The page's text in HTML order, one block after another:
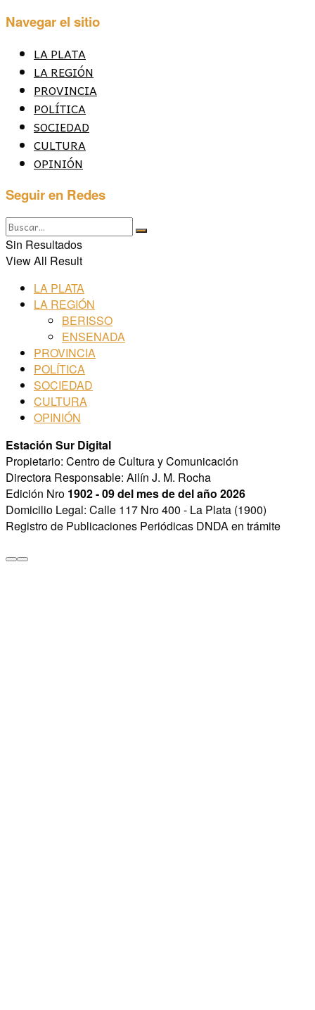
Navegar el sitio
LA PLATA
LA REGIÓN
PROVINCIA
POLÍTICA
SOCIEDAD
CULTURA
OPINIÓN
Seguir en Redes
Sin Resultados
View All Result
LA PLATA
LA REGIÓN
BERISSO
ENSENADA
PROVINCIA
POLÍTICA
SOCIEDAD
CULTURA
OPINIÓN
Estación Sur Digital
Propietario: Centro de Cultura y Comunicación
Directora Responsable: Ailín J. M. Rocha
Edición Nro 1902 - 09 del mes de del año 2026
Domicilio Legal: Calle 117 Nro 400 - La Plata (1900)
Registro de Publicaciones Periódicas DNDA en trámite